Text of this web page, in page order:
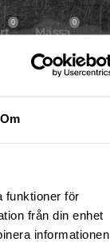
Om
funktioner för
från din enhet
informationen
0
Mässa
0
Snowboard
0